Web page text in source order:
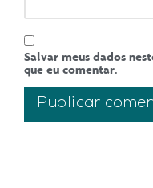
Salvar meus dados
que eu comentar.